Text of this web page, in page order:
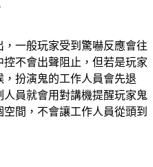
一般玩家受到驚嚇反應會往
不會出聲阻止，但若是玩家
扮演鬼的工作人員會先退
員就會用對講機提醒玩家鬼
間，不會讓工作人員從頭到